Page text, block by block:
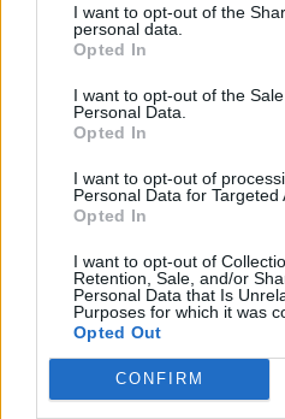
I want to opt-out of the
personal data.
Opted In
I want to opt-out of the
Personal Data.
Opted In
I want to opt-out of
Personal Data for Targeted
Opted In
I want to opt-out of
Retention, Sale, and/or
Personal Data that Is
Purposes for which it was
Opted Out
CONFIRM
griega.
Detalles ?
https://t.co/
ΤΕΛΕΥΤΑΙΑ ΝΕΑ